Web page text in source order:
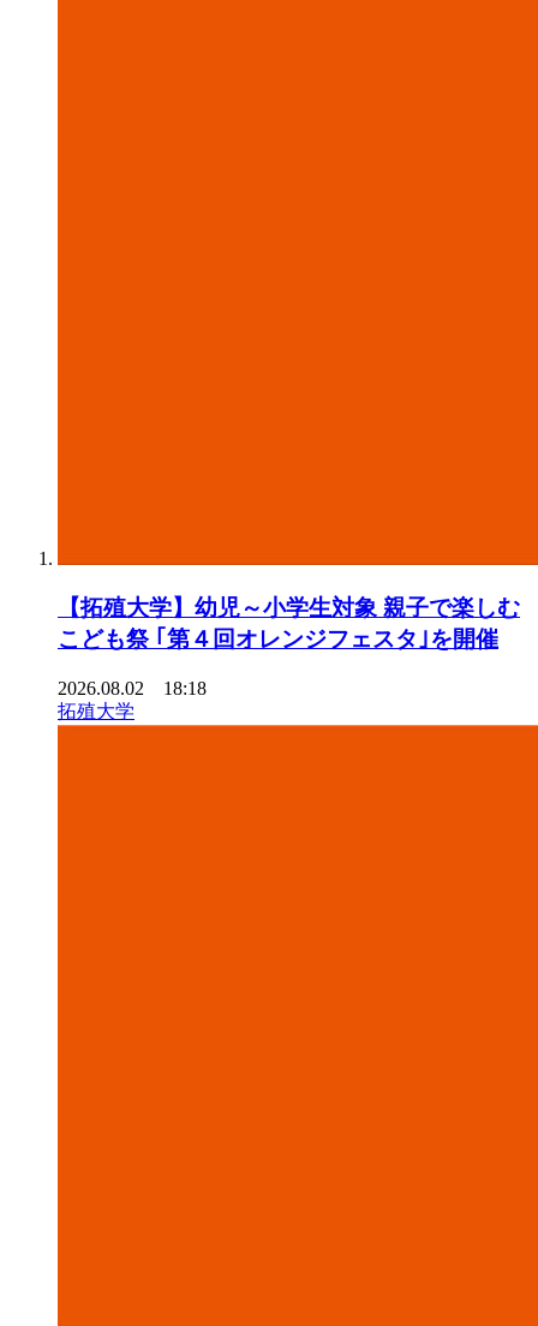
【拓殖大学】幼児～小学生対象 親子で楽しむ
こども祭 ｢第４回オレンジフェスタ｣を開催
2026.08.02 18:18
拓殖大学